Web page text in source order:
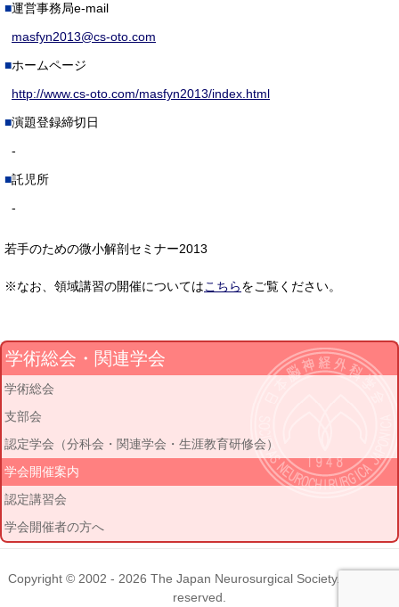
運営事務局e-mail
masfyn2013@cs-oto.com
ホームページ
http://www.cs-oto.com/masfyn2013/index.html
演題登録締切日
-
託児所
-
若手のための微小解剖セミナー2013
※なお、領域講習の開催についてはこちらをご覧ください。
学術総会・関連学会
学術総会
支部会
認定学会（分科会・関連学会・生涯教育研修会）
学会開催案内
認定講習会
学会開催者の方へ
Copyright © 2002 - 2026 The Japan Neurosurgical Society. All rights
reserved.